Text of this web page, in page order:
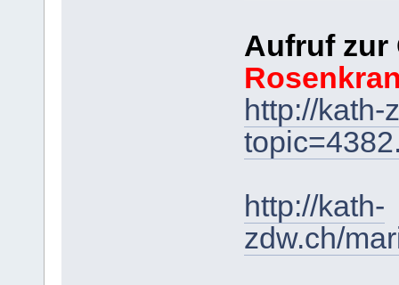
Aufruf
http://kath-
http://kath-
zdw.ch/